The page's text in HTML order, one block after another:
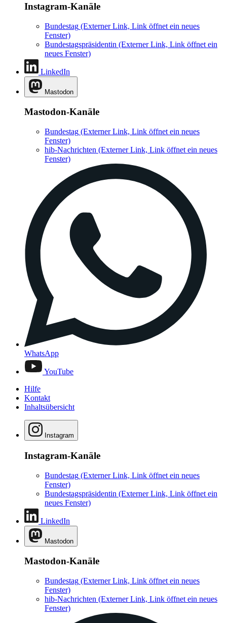
Instagram-Kanäle
Bundestag (Externer Link, Link öffnet ein neues
Fenster)
Bundestagspräsidentin (Externer Link, Link öffnet ein
neues Fenster)
LinkedIn
Mastodon
Mastodon-Kanäle
Bundestag (Externer Link, Link öffnet ein neues
Fenster)
hib-Nachrichten (Externer Link, Link öffnet ein neues
Fenster)
WhatsApp
YouTube
Hilfe
Kontakt
Inhaltsübersicht
Instagram
Instagram-Kanäle
Bundestag (Externer Link, Link öffnet ein neues
Fenster)
Bundestagspräsidentin (Externer Link, Link öffnet ein
neues Fenster)
LinkedIn
Mastodon
Mastodon-Kanäle
Bundestag (Externer Link, Link öffnet ein neues
Fenster)
hib-Nachrichten (Externer Link, Link öffnet ein neues
Fenster)